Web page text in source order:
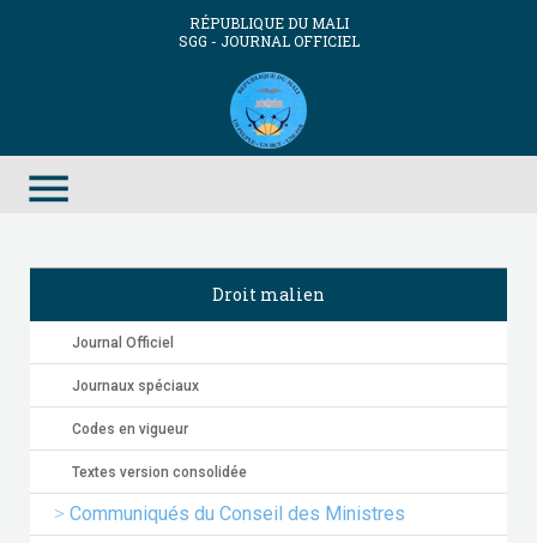
RÉPUBLIQUE DU MALI
SGG - JOURNAL OFFICIEL
menu
Droit malien
Journal Officiel
Journaux spéciaux
Codes en vigueur
Textes version consolidée
Communiqués du Conseil des Ministres